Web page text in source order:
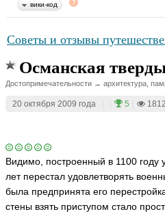
вики-код
Советы и отзывы
Османская
Достопримечательности → архитектура,
20 октября 2009 года 5 1812
Видимо, построенный в 1100 году
лет перестал удовлетворять
была предпринята его
стены взять приступом стало